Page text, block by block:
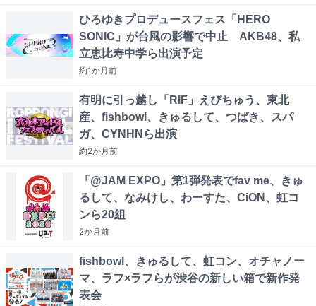
ひろゆきプロデュースフェス「HERO
SONIC」が台風の影響で中止 AKB48、私
立恵比寿中学ら出演予定
約1か月前
有明に引っ越し「RIF」えびちゅう、東北
産、fishbowl、きゅるして、つばき、スパ
ガ、CYNHNら出演
約2か月前
「@JAM EXPO」第1弾発表でfav me、きゅ
るして、なみけし、わーすた、CiON、虹コ
ンら20組
2か月前
fishbowl、きゅるして、虹コン、オチャノー
マ、ラフ×ラフらが渋谷の新しい箱で新作発
表会